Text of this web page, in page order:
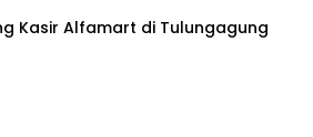
Kasir Alfamart di Tulungagung